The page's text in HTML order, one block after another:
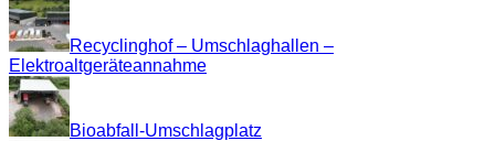
Recyclinghof – Umschlaghallen –
Elektroaltgeräteannahme
Bioabfall-Umschlagplatz